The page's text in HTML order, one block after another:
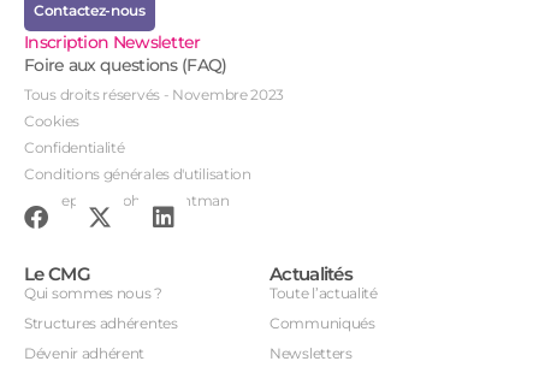
Contactez-nous
Inscription Newsletter
Foire aux questions (FAQ)
Tous droits réservés - Novembre 2023
Cookies
Confidentialité
Conditions générales d'utilisation
Conception : John Brightman
Le CMG
Qui sommes nous ?
Structures adhérentes
Dévenir adhérent
Actualités
Toute l’actualité
Communiqués
Newsletters